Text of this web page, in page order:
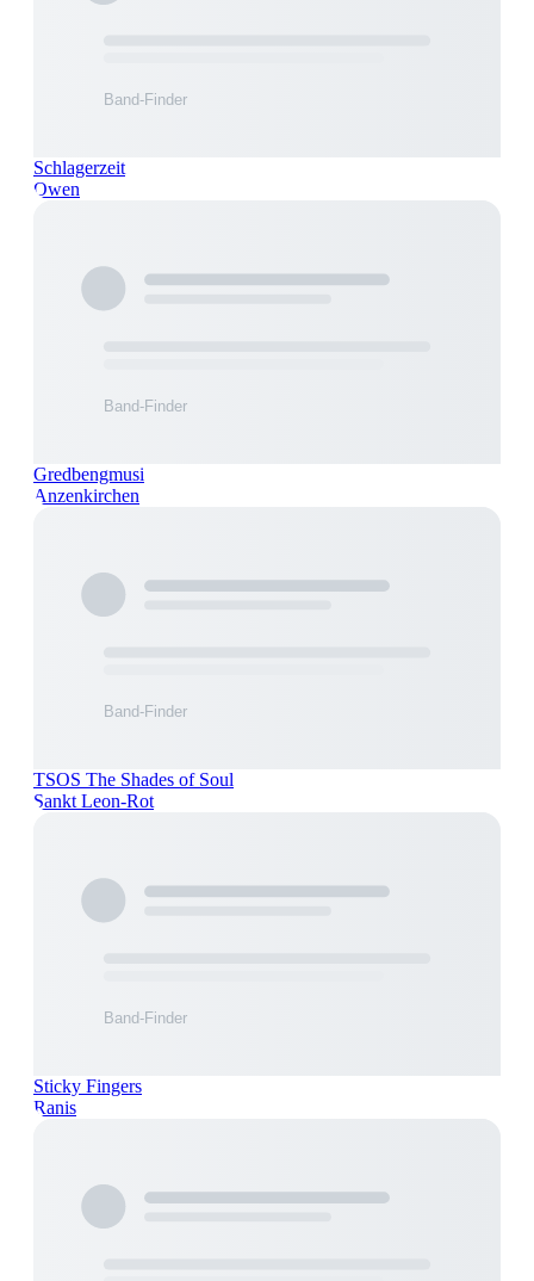
Schlagerzeit
Owen
Gredbengmusi
Anzenkirchen
TSOS The Shades of Soul
Sankt Leon-Rot
Sticky Fingers
Ranis